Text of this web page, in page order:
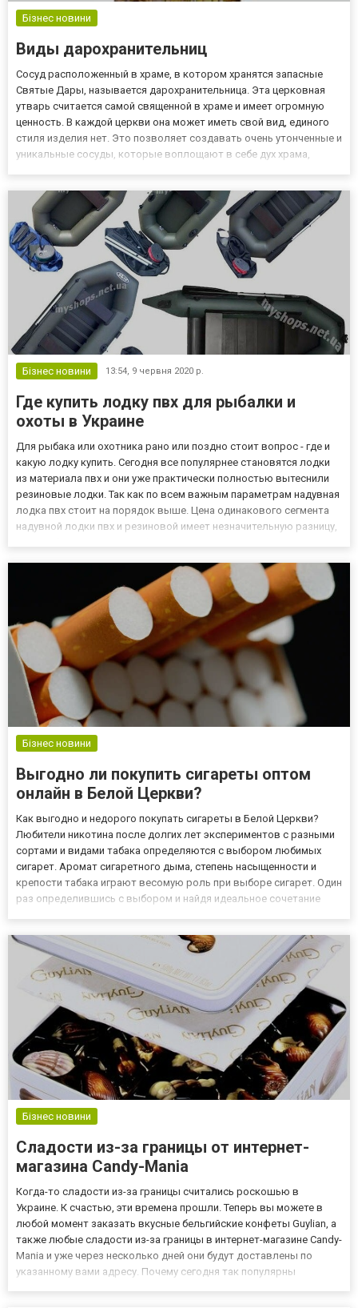
Бізнес новини
Виды дарохранительниц
Сосуд расположенный в храме, в котором хранятся запасные
Святые Дары, называется дарохранительница. Эта церковная
утварь считается самой священной в храме и имеет огромную
ценность. В каждой церкви она может иметь свой вид, единого
стиля изделия нет. Это позволяет создавать очень утонченные и
уникальные сосуды, которые воплощают в себе дух храма,
Бізнес новини 13:54, 9 червня 2020 р.
Где купить лодку пвх для рыбалки и
охоты в Украине
Для рыбака или охотника рано или поздно стоит вопрос - где и
какую лодку купить. Сегодня все популярнее становятся лодки
из материала пвх и они уже практически полностью вытеснили
резиновые лодки. Так как по всем важным параметрам надувная
лодка пвх стоит на порядок выше. Цена одинакового сегмента
надувной лодки пвх и резиновой имеет незначительную разницу,
Бізнес новини
Выгодно ли покупить сигареты оптом
онлайн в Белой Церкви?
Как выгодно и недорого покупать сигареты в Белой Церкви?
Любители никотина после долгих лет экспериментов с разными
сортами и видами табака определяются с выбором любимых
сигарет. Аромат сигаретного дыма, степень насыщенности и
крепости табака играют весомую роль при выборе сигарет. Один
раз определившись с выбором и найдя идеальное сочетание
Бізнес новини
Сладости из-за границы от интернет-
магазина Candy-Mania
Когда-то сладости из-за границы считались роскошью в
Украине. К счастью, эти времена прошли. Теперь вы можете в
любой момент заказать вкусные бельгийские конфеты Guylian, а
также любые сладости из-за границы в интернет-магазине Candy-
Mania и уже через несколько дней они будут доставлены по
указанному вами адресу. Почему сегодня так популярны